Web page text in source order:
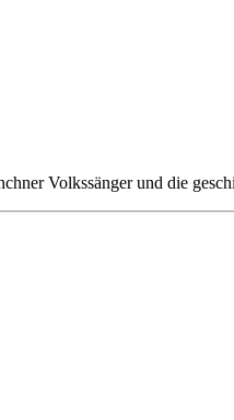
Volkssänger und die